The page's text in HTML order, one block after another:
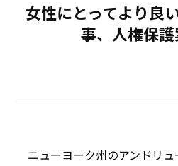
女性にとってより良
事、人権保
ニューヨーク州のアンドリュ